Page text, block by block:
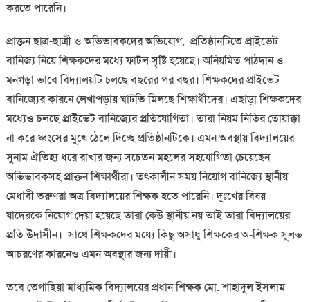
করতে পারেনি।
প্রাক্তন ছাত্র-ছাত্রী ও অভিভাবকদের অভিযোগ, প্রতিষ্ঠানটিতে প্রাইভেট
বানিজ্য নিয়ে শিক্ষকদের মধ্যে ফাটল সৃষ্টি হয়েছে। অনিয়মিত পাঠদান ও
মনগড়া ভাবে বিদ্যালয়টি চলছে বছরের পর বছর। শিক্ষকদের প্রাইভেট
বানিজ্যের কারনে লেখাপড়ায় ঘাটতি মিলছে শিক্ষার্থীদের। এছাড়া শিক্ষকদের
মধ্যেও চলছে প্রাইভেট বানিজ্যের প্রতিযোগিতা। তারা নিয়ম নিতির তোয়াক্কা
না করে ধ্বংসের মুখে ঠেলে দিচ্ছে প্রতিষ্ঠানটিকে। এমন অবস্থায় বিদ্যালয়ের
সুনাম ঐতিহ্য ধরে রাখার জন্য সচেতন মহলের সহযোগিতা চেয়েছেন
অভিভাবকসহ প্রাক্তন শিক্ষার্থীরা। তৎকালীন সময় নিয়োগ বানিজ্যে স্থানীয়
মেধাবী তরুণরা অত্র বিদ্যালয়ের শিক্ষক হতে পারেনি। দূঃখের বিষয়
যাদেরকে নিয়োগ দেয়া হয়েছে তারা কেউ স্থানীয় নয় তাই তারা বিদ্যালয়ের
প্রতি উদাসীন। সাথে শিক্ষকদের মধ্যে কিছু অসাধু শিক্ষকের অ-শিক্ষক সুলভ
আচরণের কারনেও এমন অবস্থার জন্য দায়ী।
তবে তেগাছিয়া মাধ্যমিক বিদ্যালয়ের প্রধান শিক্ষক মো. শাহাদুল ইসলাম